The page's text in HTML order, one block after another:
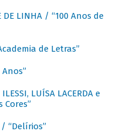
DE LINHA / “100 Anos de
de Letras”
ILESSI, LUÍSA LACERDA e
Cores”
/ “Delírios”